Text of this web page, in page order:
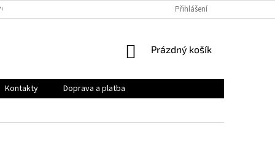
VRÁCENÍ ZBOŽÍ A
Přihlášení
NÁKUPNÍ
Prázdný košík
Kontakty
Doprava a platba